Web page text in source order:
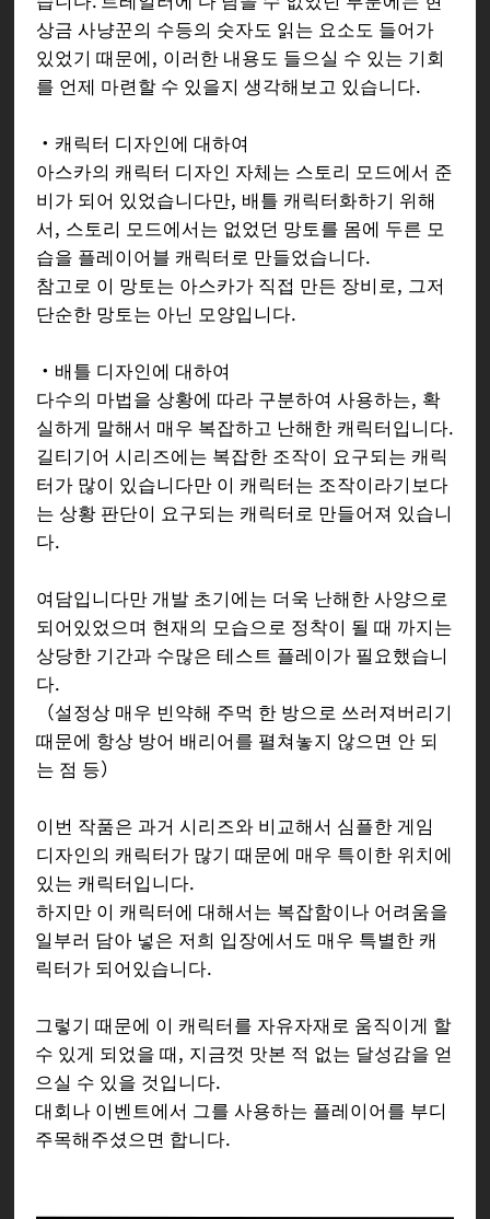
상금 사냥꾼의 수등의 숫자도 읽는 요소도 들어가
있었기 때문에, 이러한 내용도 들으실 수 있는 기회
를 언제 마련할 수 있을지 생각해보고 있습니다.
・캐릭터 디자인에 대하여
아스카의 캐릭터 디자인 자체는 스토리 모드에서 준
비가 되어 있었습니다만, 배틀 캐릭터화하기 위해
서, 스토리 모드에서는 없었던 망토를 몸에 두른 모
습을 플레이어블 캐릭터로 만들었습니다.
참고로 이 망토는 아스카가 직접 만든 장비로, 그저
단순한 망토는 아닌 모양입니다.
・배틀 디자인에 대하여
다수의 마법을 상황에 따라 구분하여 사용하는, 확
실하게 말해서 매우 복잡하고 난해한 캐릭터입니다.
길티기어 시리즈에는 복잡한 조작이 요구되는 캐릭
터가 많이 있습니다만 이 캐릭터는 조작이라기보다
는 상황 판단이 요구되는 캐릭터로 만들어져 있습니
다.
여담입니다만 개발 초기에는 더욱 난해한 사양으로
되어있었으며 현재의 모습으로 정착이 될 때 까지는
상당한 기간과 수많은 테스트 플레이가 필요했습니
다.
（설정상 매우 빈약해 주먹 한 방으로 쓰러져버리기
때문에 항상 방어 배리어를 펼쳐놓지 않으면 안 되
는 점 등）
이번 작품은 과거 시리즈와 비교해서 심플한 게임
디자인의 캐릭터가 많기 때문에 매우 특이한 위치에
있는 캐릭터입니다.
하지만 이 캐릭터에 대해서는 복잡함이나 어려움을
일부러 담아 넣은 저희 입장에서도 매우 특별한 캐
릭터가 되어있습니다.
그렇기 때문에 이 캐릭터를 자유자재로 움직이게 할
수 있게 되었을 때, 지금껏 맛본 적 없는 달성감을 얻
으실 수 있을 것입니다.
대회나 이벤트에서 그를 사용하는 플레이어를 부디
주목해주셨으면 합니다.